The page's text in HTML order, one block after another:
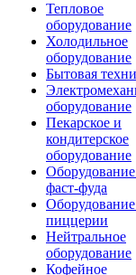
Тепловое
оборудование
Холодильное
оборудование
Бытовая
оборудование
Пекарское и
кондитерское
оборудование
фаст-фуда
пиццерии
Нейтральное
оборудование
Кофейное